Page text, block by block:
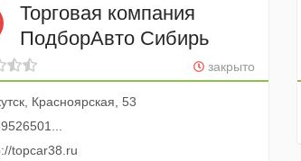
Торговая компания
ПодборАвто Сибирь
закрыто
Красноярская, 53
topcar38.ru